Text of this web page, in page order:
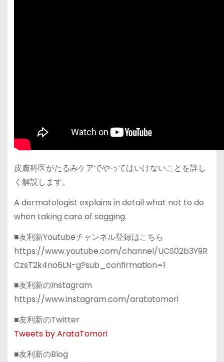
皮膚科医がたるみケアでやってはいけないことを詳し
く解説します。
A dermatologist explains in detail what not to do
when taking care of sagging.
■友利新Youtubeチャンネル登録はこちら
https://www.youtube.com/channel/UCS02b3Y9R
CzsT2k4no6LN-g?sub_confirmation=1
■友利新のInstagram
https://www.instagram.com/aratatomori
■友利新のTwitter
Tweets by ArataTomori
■友利新のBlog